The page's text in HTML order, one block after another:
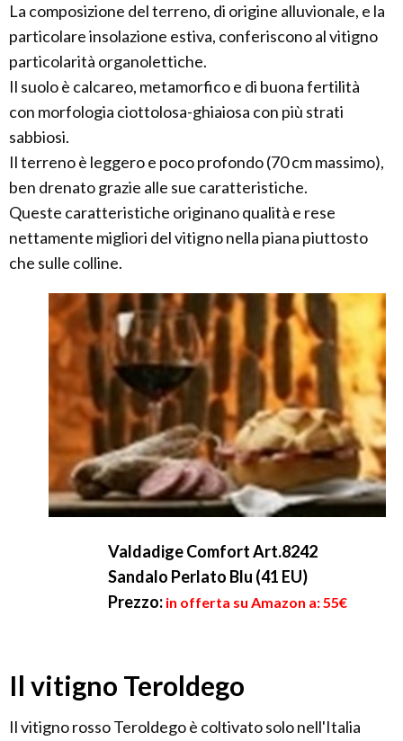
La composizione del terreno, di origine alluvionale, e la
particolare insolazione estiva, conferiscono al vitigno
particolarità organolettiche.
Il suolo è calcareo, metamorfico e di buona fertilità
con morfologia ciottolosa-ghiaiosa con più strati
sabbiosi.
Il terreno è leggero e poco profondo (70 cm massimo),
ben drenato grazie alle sue caratteristiche.
Queste caratteristiche originano qualità e rese
nettamente migliori del vitigno nella piana piuttosto
che sulle colline.
Valdadige Comfort Art.8242
Sandalo Perlato Blu (41 EU)
Prezzo: in offerta su Amazon a: 55€
Il vitigno Teroldego
Il vitigno rosso Teroldego è coltivato solo nell'Italia